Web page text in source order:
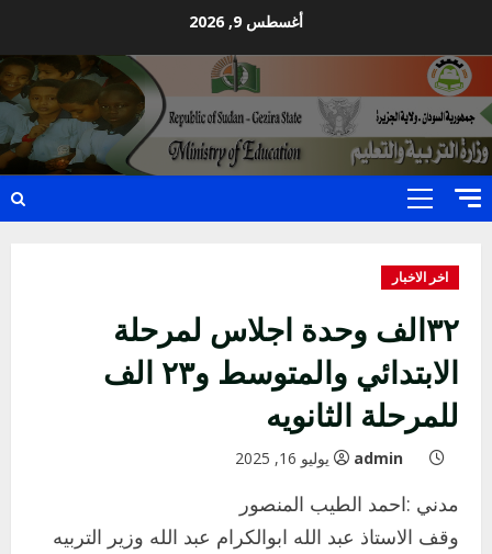
content
أغسطس 9, 2026
Primary
اخر الاخبار
٣٢الف وحدة اجلاس لمرحلة
الابتدائي والمتوسط و٢٣ الف
للمرحلة الثانويه
admin يوليو 16, 2025
مدني :احمد الطيب المنصور
وقف الاستاذ عبد الله ابوالكرام عبد الله وزير التربيه
اخر الاخبار
التعليم الخاص بمحلية ودمدني الكبرى
يعلن تخفيض الرسوم الدراسية لهذا العام
بنسبة15%